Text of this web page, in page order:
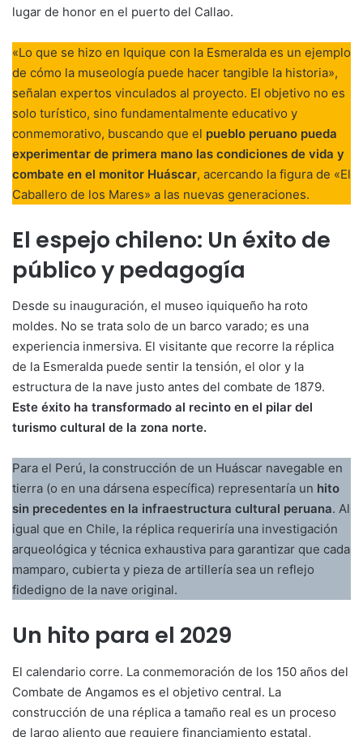
lugar de honor en el puerto del Callao.
«Lo que se hizo en Iquique con la Esmeralda es un ejemplo
de cómo la museología puede hacer tangible la historia»,
señalan expertos vinculados al proyecto. El objetivo no es
solo turístico, sino fundamentalmente educativo y
conmemorativo, buscando que el pueblo peruano pueda
experimentar de primera mano las condiciones de vida y
combate en el monitor Huáscar, acercando la figura de «El
Caballero de los Mares» a las nuevas generaciones.
El espejo chileno: Un éxito de
público y pedagogía
Desde su inauguración, el museo iquiqueño ha roto
moldes. No se trata solo de un barco varado; es una
experiencia inmersiva. El visitante que recorre la réplica
de la Esmeralda puede sentir la tensión, el olor y la
estructura de la nave justo antes del combate de 1879.
Este éxito ha transformado al recinto en el pilar del
turismo cultural de la zona norte.
Para el Perú, la construcción de un Huáscar navegable en
tierra (o en una dársena específica) representaría un hito
sin precedentes en la infraestructura cultural peruana. Al
igual que en Chile, la réplica requeriría una investigación
arqueológica y técnica exhaustiva para garantizar que cada
mamparo, cubierta y pieza de artillería sea un reflejo
fidedigno de la nave original.
Un hito para el 2029
El calendario corre. La conmemoración de los 150 años del
Combate de Angamos es el objetivo central. La
construcción de una réplica a tamaño real es un proceso
de largo aliento que requiere financiamiento estatal,